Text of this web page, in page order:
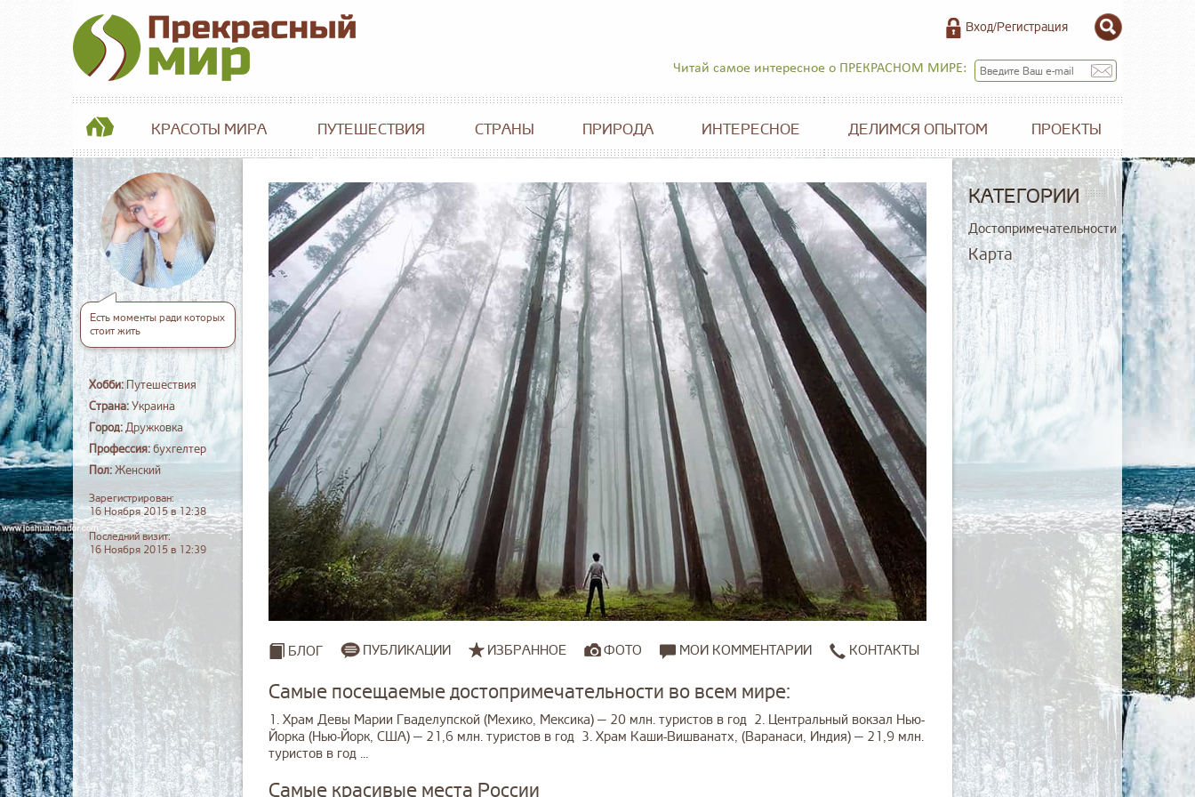
Вход/Регистрация
Читай самое интересное о ПРЕКРАСНОМ МИРЕ:
КРАСОТЫ МИРА ПУТЕШЕСТВИЯ СТРАНЫ ПРИРОДА ИНТЕРЕСНОЕ ДЕЛИМСЯ ОПЫТОМ ПРОЕКТЫ
Есть моменты ради которых
стоит жить
Хобби: Путешествия
Страна:Украина
Город:Дружковка
Профессия:бухгелтер
Пол:Женский
Зарегистрирован:
16 Ноября 2015 в 12:38
Последний визит:
16 Ноября 2015 в 12:39
БЛОГ ПУБЛИКАЦИИ ИЗБРАННОЕ ФОТО МОИ КОММЕНТАРИИ КОНТАКТЫ
Самые посещаемые достопримечательности во всем мире:
1. Храм Девы Марии Гваделупской (Мехико, Мексика) — 20 млн. туристов в год 2. Центральный вокзал Нью-
Йорка (Нью-Йорк, США) — 21,6 млн. туристов в год 3. Храм Каши-Вишванатх, (Варанаси, Индия) — 21,9 млн.
туристов в год ...
Самые красивые места России
КАТЕГОРИИ
Достопримечательности
Карта